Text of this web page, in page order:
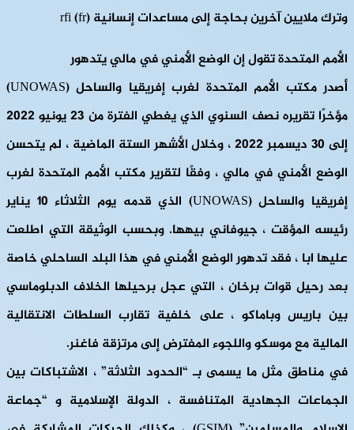
وترك ملايين آخرين بحاجة إلى مساعدات إنسانية (rfi (fr
الأمم المتحدة تقول إن الوضع الأمني في مالي يتدهور
أصدر مكتب الأمم المتحدة لغرب إفريقيا والساحل (UNOWAS)
مؤخرًا تقريره نصف السنوي الذي يغطي الفترة من 23 يونيو 2022
إلى 30 ديسمبر 2022 ، وخلال الأشهر الستة الماضية ، لم يتحسن
الوضع الأمني في مالي ، وفقًا لتقرير مكتب الأمم المتحدة لغرب
إفريقيا والساحل (UNOWAS) الذي قدمه يوم الثلاثاء 10 يناير
رئيسه المؤقت ، جيوفاني بيهها. وبحسب الوثيقة التي اطلعت
عليها ابا ، فقد تدهور الوضع الأمني في هذا البلد الساحلي خاصة
بعد رحيل قوات برخان ، التي عجل برحيلها الخلاف الدبلوماسي
بين باريس وباماكو ، على خلفية تقارب السلطات الانتقالية
المالية مع موسكو واللجوء المفترض إلى مرتزقة فاغنر.
في مناطق مثل ما يسمى بـ “الحدود الثلاثة” ، الاشتباكات بين
الجماعات الجهادية المتنافسة ، الدولة الإسلامية و “جماعة